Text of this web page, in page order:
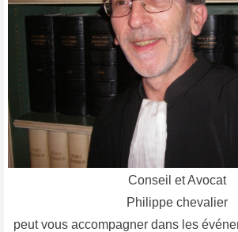
Conseil et Avocat
Philippe chevalier
peut vous accompagner dans les